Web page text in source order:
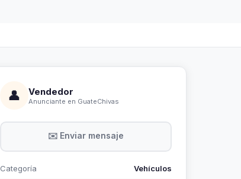
👤 Vendedor
Anunciante en GuateChivas
✉️ Enviar mensaje
Categoría
Vehículos